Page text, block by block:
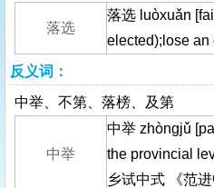
落选
落选 luòxuǎn
elected);lose an
反义词：
中举、不第、落榜、及第
中举
中举 zhòngjǔ
the provincial
乡试中式 《范进